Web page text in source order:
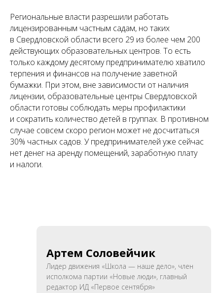
Региональные власти разрешили работать
лицензированным частным садам, но таких
в Свердловской области всего 29 из более чем 200
действующих образовательных центров. То есть
только каждому десятому предпринимателю хватило
терпения и финансов на получение заветной
бумажки. При этом, вне зависимости от наличия
лицензии, образовательные центры Свердловской
области готовы соблюдать меры профилактики
и сократить количество детей в группах. В противном
случае совсем скоро регион может не досчитаться
30% частных садов. У предпринимателей уже сейчас
нет денег на аренду помещений, заработную плату
и налоги.
Артем Соловейчик
Лидер движения «Школа — наше дело», член
исполкома партии «Новые люди», главный
редактор ИД «Первое сентября»